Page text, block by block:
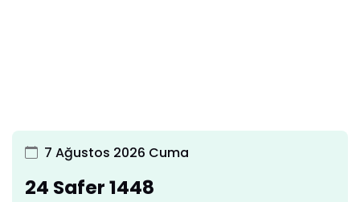
7 Ağustos 2026 Cuma
24 Safer 1448